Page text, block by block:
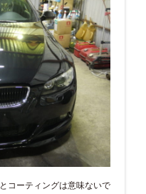
コーティングは意味ないで